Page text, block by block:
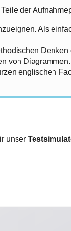
der
Als
von Diagrammen.
englischen
unser